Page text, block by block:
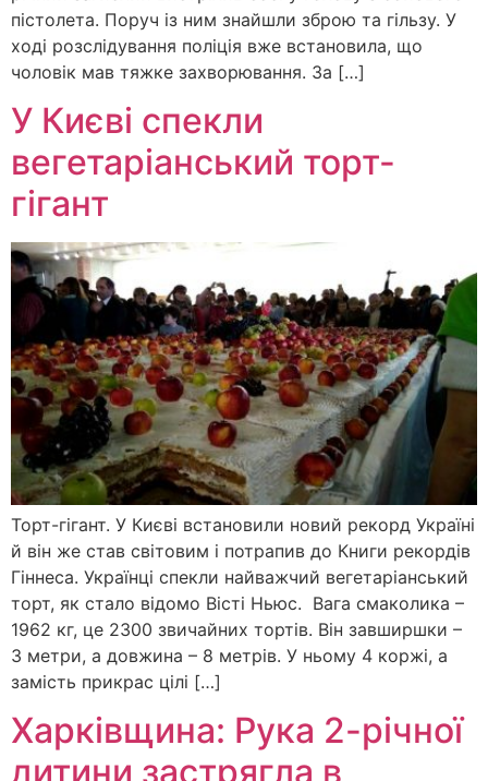
пістолета. Поруч із ним знайшли зброю та гільзу. У
ході розслідування поліція вже встановила, що
чоловік мав тяжке захворювання. За […]
У Києві спекли
вегетаріанський торт-
гігант
Торт-гігант. У Києві встановили новий рекорд Україні
й він же став світовим і потрапив до Книги рекордів
Гіннеса. Українці спекли найважчий вегетаріанський
торт, як стало відомо Вісті Ньюс. Вага смаколика –
1962 кг, це 2300 звичайних тортів. Він завширшки –
3 метри, а довжина – 8 метрів. У ньому 4 коржі, а
замість прикрас цілі […]
Харківщина: Рука 2-річної
дитини застрягла в